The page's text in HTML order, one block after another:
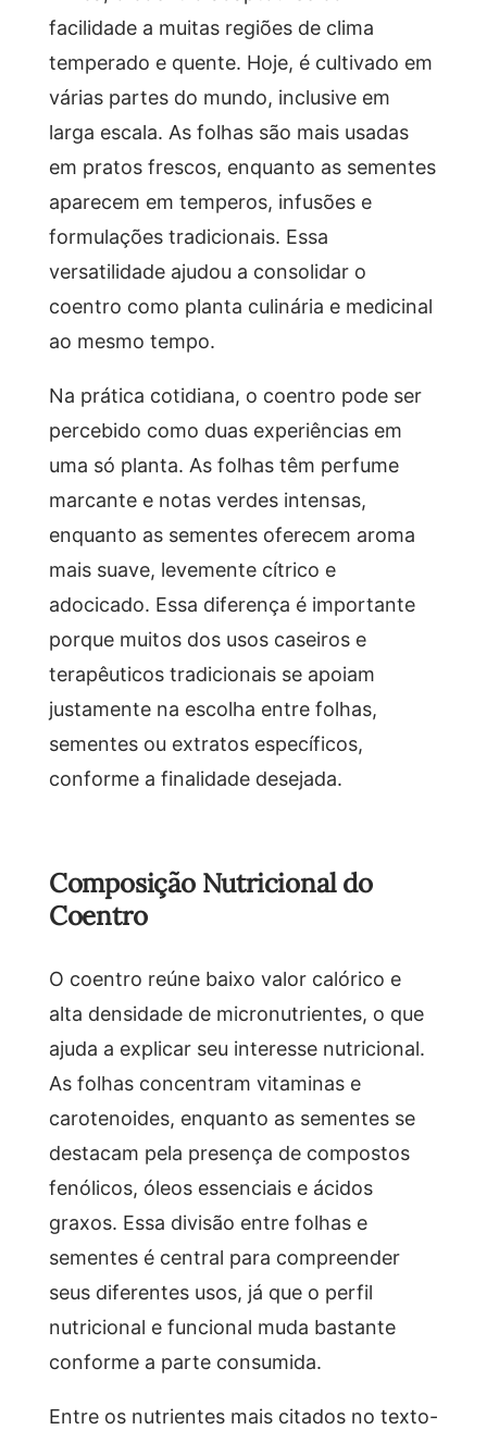
facilidade a muitas regiões de clima
temperado e quente. Hoje, é cultivado em
várias partes do mundo, inclusive em
larga escala. As folhas são mais usadas
em pratos frescos, enquanto as sementes
aparecem em temperos, infusões e
formulações tradicionais. Essa
versatilidade ajudou a consolidar o
coentro como planta culinária e medicinal
ao mesmo tempo.
Na prática cotidiana, o coentro pode ser
percebido como duas experiências em
uma só planta. As folhas têm perfume
marcante e notas verdes intensas,
enquanto as sementes oferecem aroma
mais suave, levemente cítrico e
adocicado. Essa diferença é importante
porque muitos dos usos caseiros e
terapêuticos tradicionais se apoiam
justamente na escolha entre folhas,
sementes ou extratos específicos,
conforme a finalidade desejada.
Composição Nutricional do
Coentro
O coentro reúne baixo valor calórico e
alta densidade de micronutrientes, o que
ajuda a explicar seu interesse nutricional.
As folhas concentram vitaminas e
carotenoides, enquanto as sementes se
destacam pela presença de compostos
fenólicos, óleos essenciais e ácidos
graxos. Essa divisão entre folhas e
sementes é central para compreender
seus diferentes usos, já que o perfil
nutricional e funcional muda bastante
conforme a parte consumida.
Entre os nutrientes mais citados no texto-